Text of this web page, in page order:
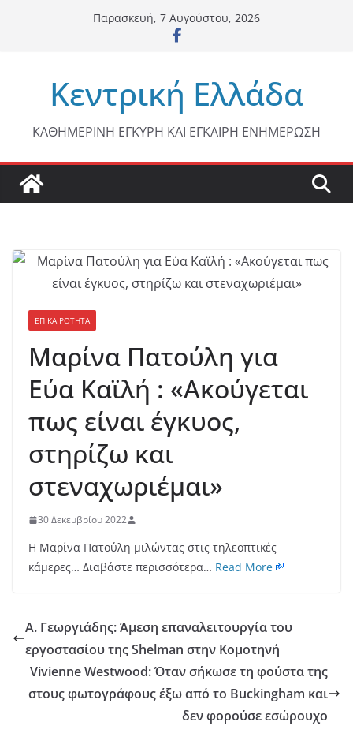
Παρασκευή, 7 Αυγούστου, 2026
Κεντρική Ελλάδα
ΚΑΘΗΜΕΡΙΝΗ ΕΓΚΥΡΗ ΚΑΙ ΕΓΚΑΙΡΗ ΕΝΗΜΕΡΩΣΗ
ΕΠΙΚΑΙΡΟΤΗΤΑ
Μαρίνα Πατούλη για
Εύα Καϊλή : «Ακούγεται
πως είναι έγκυος,
στηρίζω και
στεναχωριέμαι»
30 Δεκεμβρίου 2022
Η Μαρίνα Πατούλη μιλώντας στις τηλεοπτικές
κάμερες… Διαβάστε περισσότερα… Read More
Α. Γεωργιάδης: Άμεση επαναλειτουργία του
εργοστασίου της Shelman στην Κομοτηνή
Vivienne Westwood: Όταν σήκωσε τη φούστα της
στους φωτογράφους έξω από το Buckingham και
δεν φορούσε εσώρουχο